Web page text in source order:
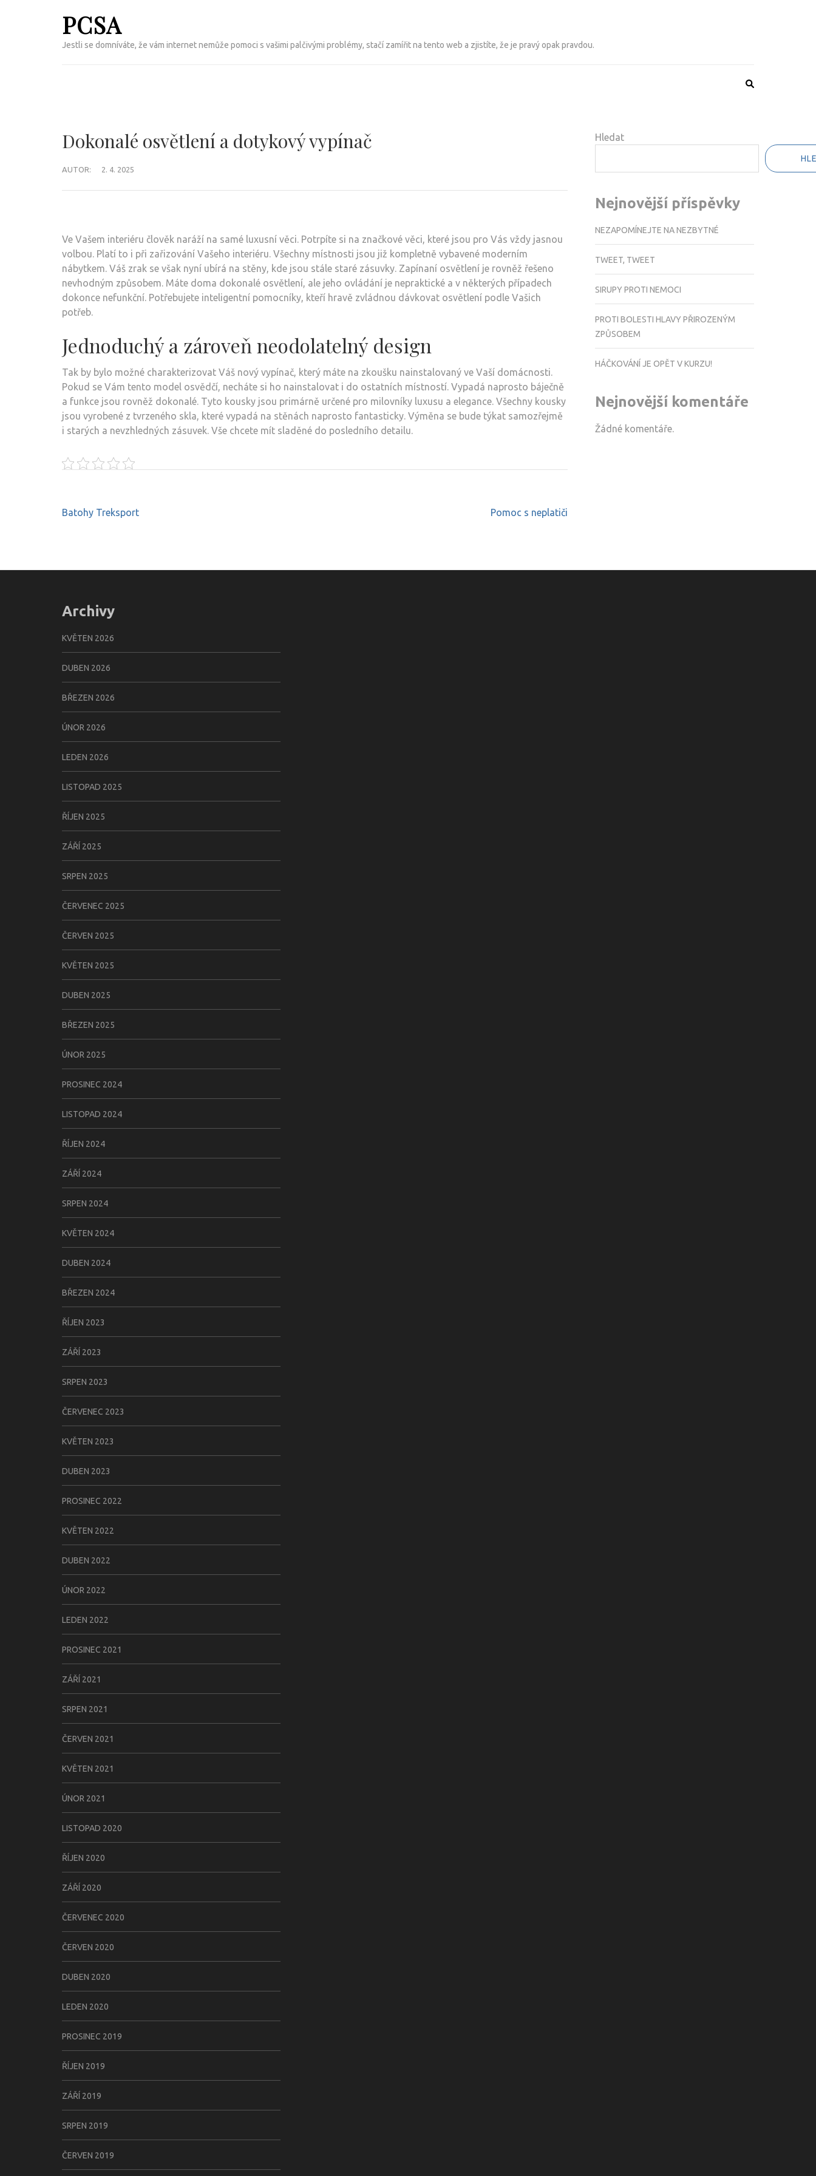
PCSA
Jestli se domníváte, že vám internet nemůže pomoci s vašimi palčivými problémy, stačí zamířit na tento web a zjistíte, že je pravý opak pravdou.
Dokonalé osvětlení a dotykový vypínač
AUTOR: 2. 4. 2025
Ve Vašem interiéru člověk naráží na samé luxusní věci. Potrpíte si na značkové věci, které jsou pro Vás vždy jasnou
volbou. Platí to i při zařizování Vašeho interiéru. Všechny místnosti jsou již kompletně vybavené moderním
nábytkem. Váš zrak se však nyní ubírá na stěny, kde jsou stále staré zásuvky. Zapínaní osvětlení je rovněž řešeno
nevhodným způsobem. Máte doma dokonalé osvětlení, ale jeho ovládání je nepraktické a v některých případech
dokonce nefunkční. Potřebujete inteligentní pomocníky, kteří hravě zvládnou dávkovat osvětlení podle Vašich
potřeb.
Jednoduchý a zároveň neodolatelný design
Tak by bylo možné charakterizovat Váš nový vypínač, který máte na zkoušku nainstalovaný ve Vaší domácnosti.
Pokud se Vám tento model osvědčí, necháte si ho nainstalovat i do ostatních místností. Vypadá naprosto báječně
a funkce jsou rovněž dokonalé. Tyto kousky jsou primárně určené pro milovníky luxusu a elegance. Všechny kousky
jsou vyrobené z tvrzeného skla, které vypadá na stěnách naprosto fantasticky. Výměna se bude týkat samozřejmě
i starých a nevzhledných zásuvek. Vše chcete mít sladěné do posledního detailu.
Navigace
Batohy Treksport Pomoc s neplatiči
Hledat
Nejnovější příspěvky
NEZAPOMÍNEJTE NA NEZBYTNÉ
TWEET, TWEET
SIRUPY PROTI NEMOCI
PROTI BOLESTI HLAVY PŘIROZENÝM
ZPŮSOBEM
HÁČKOVÁNÍ JE OPĚT V KURZU!
Nejnovější komentáře
Žádné komentáře.
Archivy
KVĚTEN 2026
DUBEN 2026
BŘEZEN 2026
ÚNOR 2026
LEDEN 2026
LISTOPAD 2025
ŘÍJEN 2025
ZÁŘÍ 2025
SRPEN 2025
ČERVENEC 2025
ČERVEN 2025
KVĚTEN 2025
DUBEN 2025
BŘEZEN 2025
ÚNOR 2025
PROSINEC 2024
LISTOPAD 2024
ŘÍJEN 2024
ZÁŘÍ 2024
SRPEN 2024
KVĚTEN 2024
DUBEN 2024
BŘEZEN 2024
ŘÍJEN 2023
ZÁŘÍ 2023
SRPEN 2023
ČERVENEC 2023
KVĚTEN 2023
DUBEN 2023
PROSINEC 2022
KVĚTEN 2022
DUBEN 2022
ÚNOR 2022
LEDEN 2022
PROSINEC 2021
ZÁŘÍ 2021
SRPEN 2021
ČERVEN 2021
KVĚTEN 2021
ÚNOR 2021
LISTOPAD 2020
ŘÍJEN 2020
ZÁŘÍ 2020
ČERVENEC 2020
ČERVEN 2020
DUBEN 2020
LEDEN 2020
PROSINEC 2019
ŘÍJEN 2019
ZÁŘÍ 2019
SRPEN 2019
ČERVEN 2019